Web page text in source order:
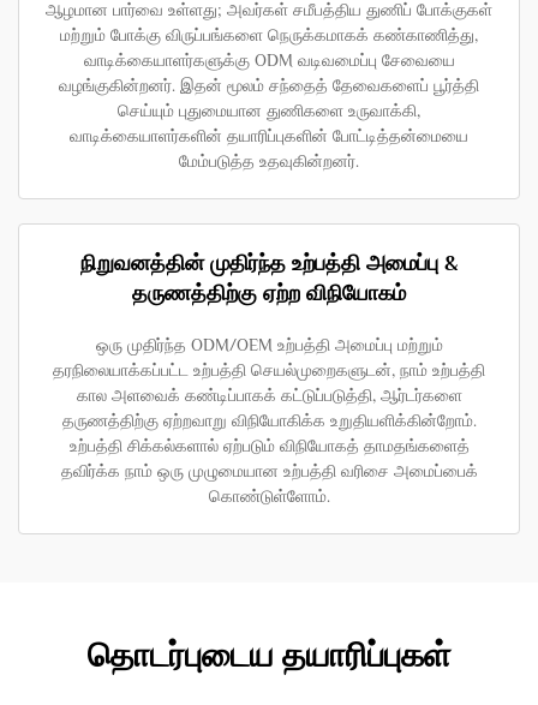
ஆழமான பார்வை உள்ளது; அவர்கள் சமீபத்திய துணிப் போக்குகள்
மற்றும் போக்கு விருப்பங்களை நெருக்கமாகக் கண்காணித்து,
வாடிக்கையாளர்களுக்கு ODM வடிவமைப்பு சேவையை
வழங்குகின்றனர். இதன் மூலம் சந்தைத் தேவைகளைப் பூர்த்தி
செய்யும் புதுமையான துணிகளை உருவாக்கி,
வாடிக்கையாளர்களின் தயாரிப்புகளின் போட்டித்தன்மையை
மேம்படுத்த உதவுகின்றனர்.
நிறுவனத்தின் முதிர்ந்த உற்பத்தி அமைப்பு &
தருணத்திற்கு ஏற்ற விநியோகம்
ஒரு முதிர்ந்த ODM/OEM உற்பத்தி அமைப்பு மற்றும்
தரநிலையாக்கப்பட்ட உற்பத்தி செயல்முறைகளுடன், நாம் உற்பத்தி
கால அளவைக் கண்டிப்பாகக் கட்டுப்படுத்தி, ஆர்டர்களை
தருணத்திற்கு ஏற்றவாறு விநியோகிக்க உறுதியளிக்கின்றோம்.
உற்பத்தி சிக்கல்களால் ஏற்படும் விநியோகத் தாமதங்களைத்
தவிர்க்க நாம் ஒரு முழுமையான உற்பத்தி வரிசை அமைப்பைக்
கொண்டுள்ளோம்.
தொடர்புடைய தயாரிப்புகள்